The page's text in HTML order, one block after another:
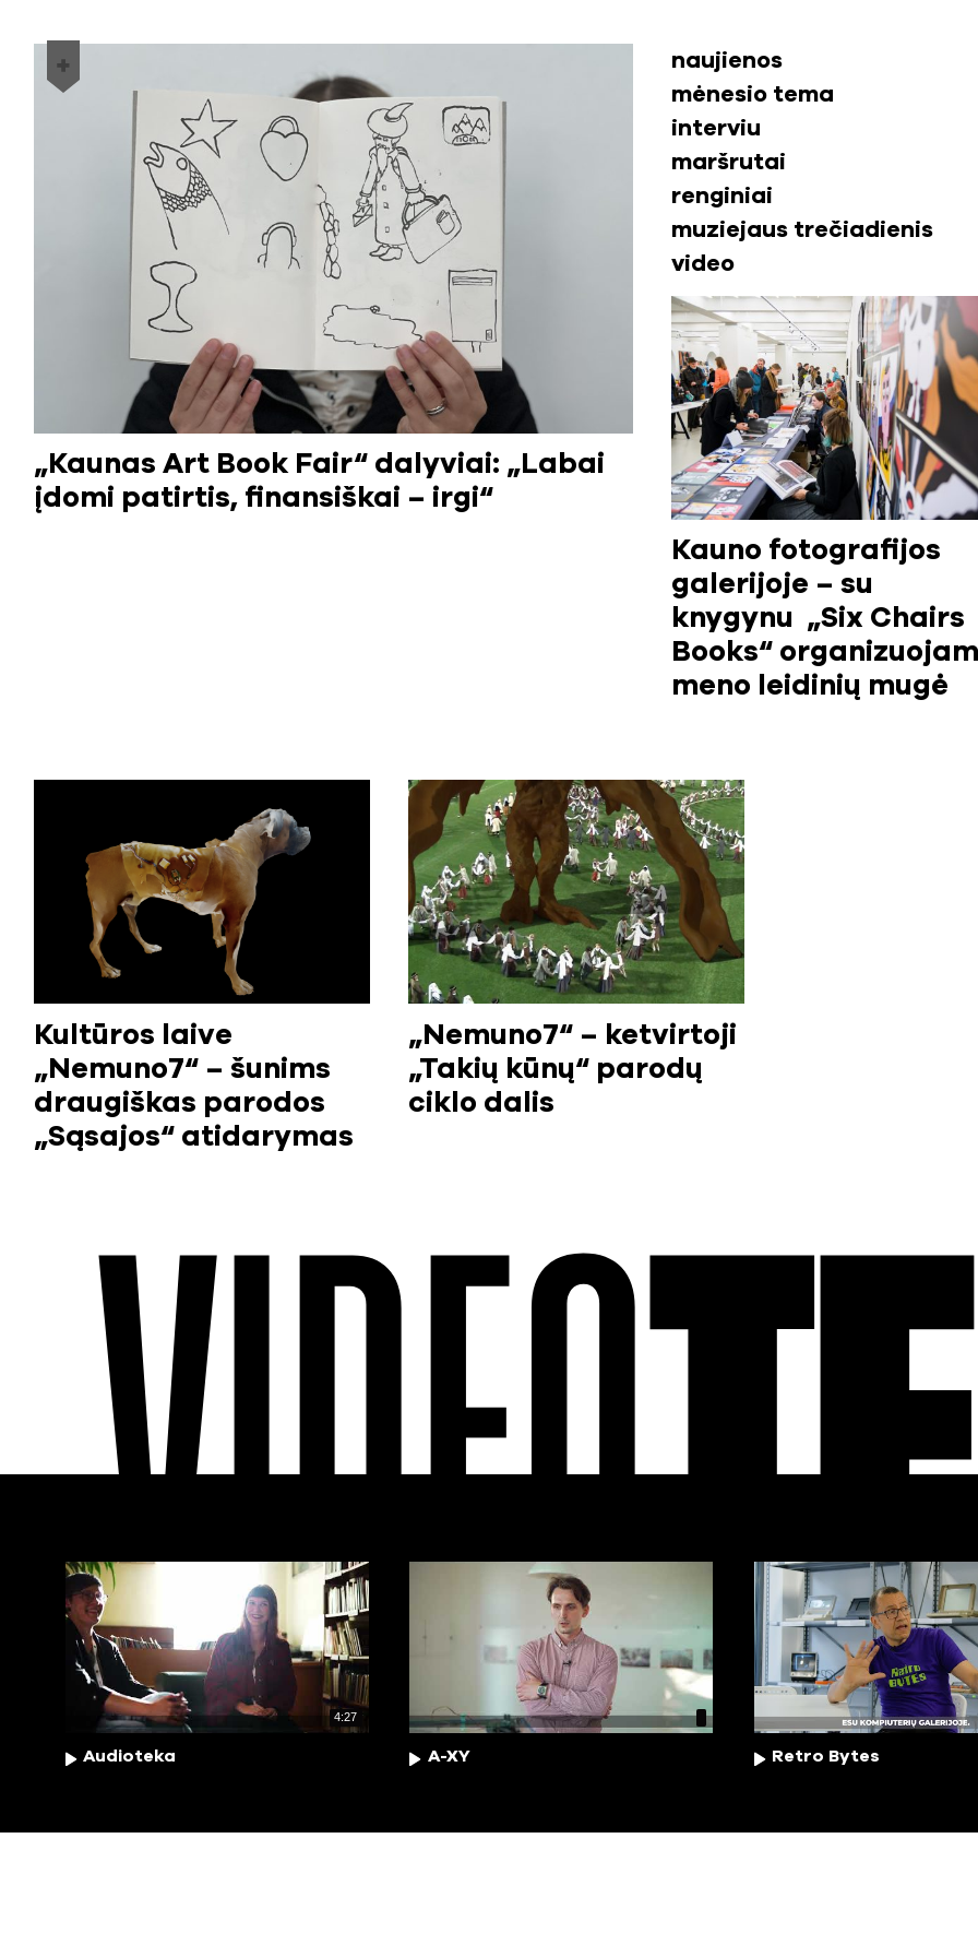
„Kaunas Art Book Fair“ dalyviai: „Labai
įdomi patirtis, finansiškai – irgi“
naujienos
mėnesio tema
interviu
maršrutai
renginiai
muziejaus trečiadienis
video
Kauno fotografijos
galerijoje – su
knygynu „Six Chairs
Books“
meno leidinių mugė
Kultūros laive
„Nemuno7“ – šunims
draugiškas parodos
„Sąsajos“ atidarymas
„Nemuno7“ – ketvirtoji
„Takių kūnų“ parodų
ciklo dalis
VIDEO
4:27
Audioteka A-XY Retro Bytes